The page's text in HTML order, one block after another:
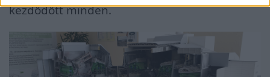
kezdődött minden.